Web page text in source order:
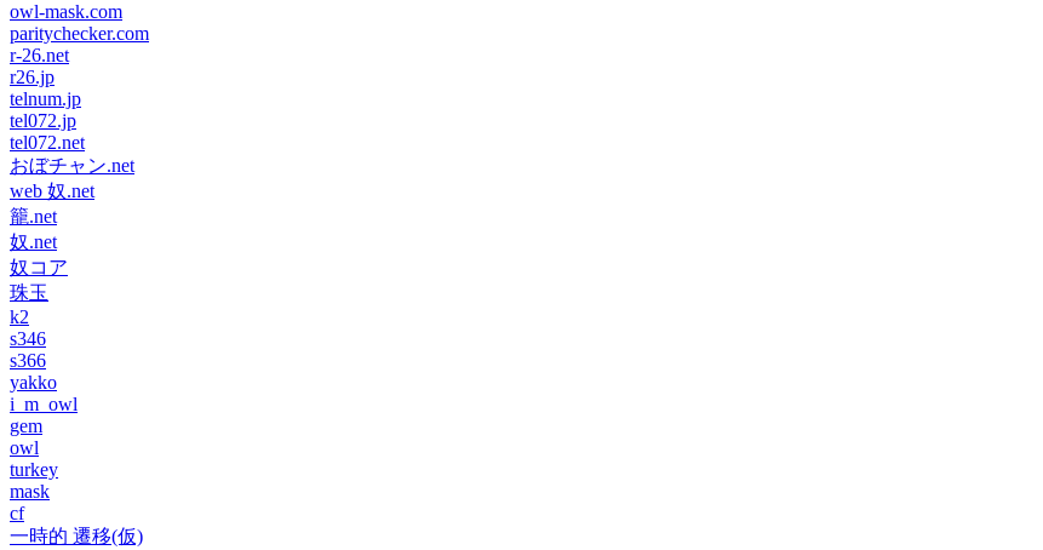
owl-mask.com
paritychecker.com
r-26.net
r26.jp
telnum.jp
tel072.jp
tel072.net
おぼチャン.net
web 奴.net
籠.net
奴.net
奴コア
珠玉
k2
s346
s366
yakko
i_m_owl
gem
owl
turkey
mask
cf
一時的 遷移(仮)